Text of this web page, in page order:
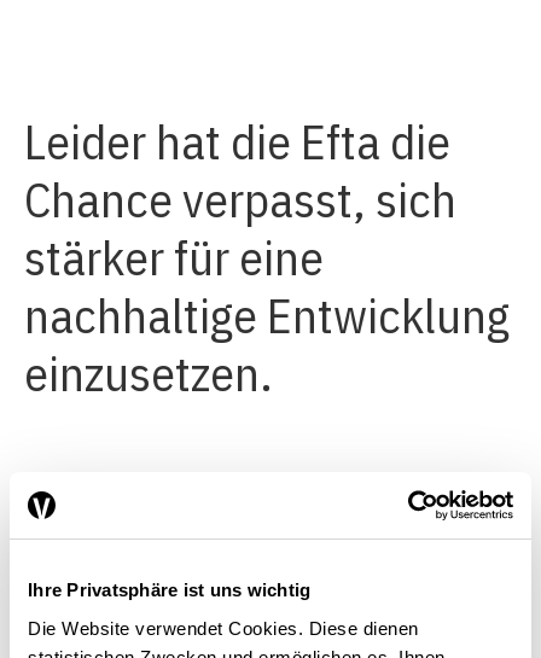
Ihre Privatsphäre ist uns wichtig
Die Website verwendet Cookies. Diese dienen
Leider hat die Efta die
Chance verpasst, sich
stärker für eine
nachhaltige Entwicklung
einzusetzen.
Positiv ist, dass Indien erstmals
mit einem eigenen Kapitel
Verpflichtungen zur